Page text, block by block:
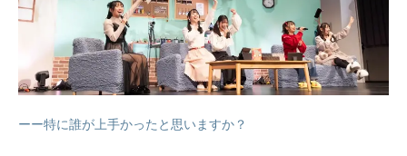
ーー特に誰が上手かったと思いますか？